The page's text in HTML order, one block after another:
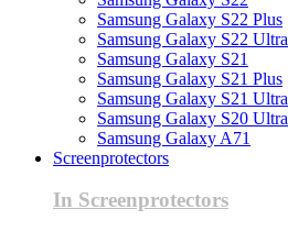
Samsung Galaxy S22 Plus
Samsung Galaxy S22 Ultra
Samsung Galaxy S21
Samsung Galaxy S21 Plus
Samsung Galaxy S21 Ultra
Samsung Galaxy S20 Ultra
Samsung Galaxy A71
Screenprotectors
In Screenprotectors